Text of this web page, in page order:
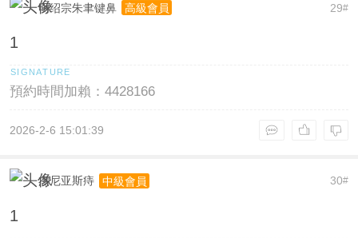
29#
明绍宗朱聿键鼻 高級會員
1
預約時間加賴：4428166
2026-2-6 15:01:39
30#
杰尼亚斯痔 中級會員
1